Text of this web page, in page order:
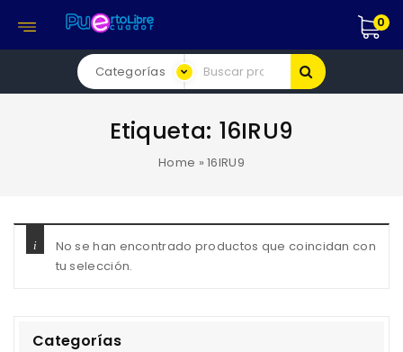
0
Etiqueta: 16IRU9
Home »16IRU9
No se han encontrado productos que coincidan con
tu selección.
Categorías